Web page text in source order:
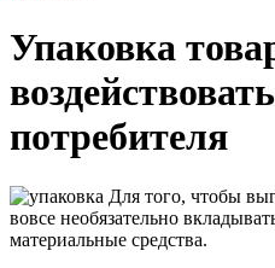
Упаковка
потребителя
Для того, чтобы
вовсе необязательно
материальные средства.